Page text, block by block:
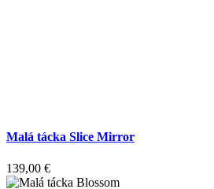
Malá tácka Slice Mirror
139,00 €